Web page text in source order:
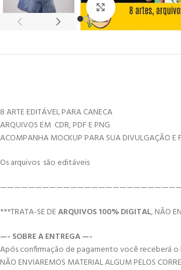
Click to enlarge
8 ARTE EDITÁVEL PARA CANECA
ARQUIVOS EM CDR, PDF E PNG
ACOMPANHA MOCKUP PARA SUA DIVULGAÇÃO E
Os arquivos são editáveis
***TRATA-SE DEARQUIVOS 100% DIGITAL, NÃO
—- SOBRE A ENTREGA —-
Após confirmação de pagamento você receberá
NÃO ENVIAREMOS MATERIAL ALGUM PELOS